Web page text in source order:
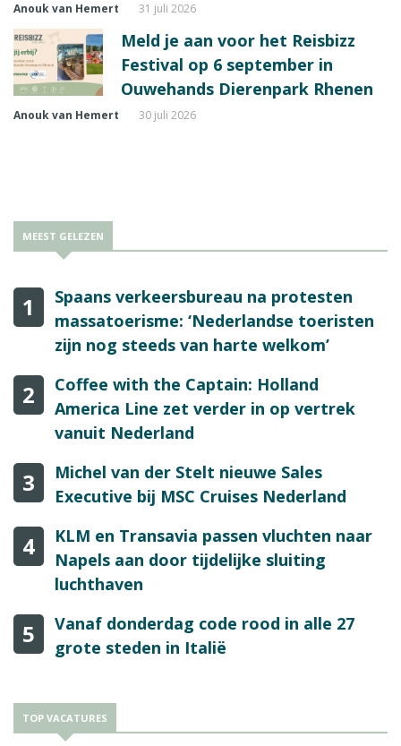
Anouk van Hemert 31 juli 2026
Meld je aan voor het Reisbizz
Festival op 6 september in
Ouwehands Dierenpark Rhenen
Anouk van Hemert 30 juli 2026
MEEST GELEZEN
1
Spaans verkeersbureau na protesten
massatoerisme: ‘Nederlandse toeristen
zijn nog steeds van harte welkom’
2
Coffee with the Captain: Holland
America Line zet verder in op vertrek
vanuit Nederland
3
Michel van der Stelt nieuwe Sales
Executive bij MSC Cruises Nederland
4
KLM en Transavia passen vluchten naar
Napels aan door tijdelijke sluiting
luchthaven
5
Vanaf donderdag code rood in alle 27
grote steden in Italië
TOP VACATURES